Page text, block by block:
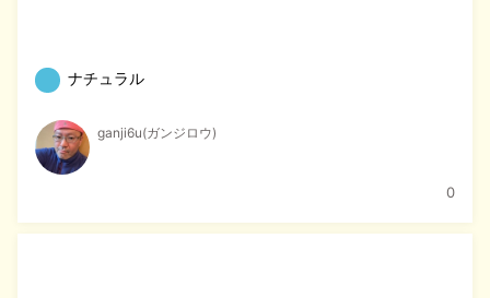
ナチュラル
ganji6u(ガンジロウ)
0